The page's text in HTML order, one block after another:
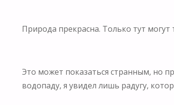
Природа прекрасна. Только тут
Это может показаться странным, но
водопаду, я увидел лишь радугу,